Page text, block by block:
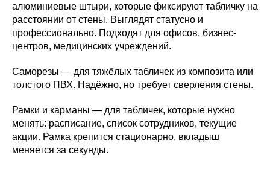
алюминиевые штыри, которые фиксируют табличку на
расстоянии от стены. Выглядят статусно и
профессионально. Подходят для офисов, бизнес-
центров, медицинских учреждений.
Саморезы — для тяжёлых табличек из композита или
толстого ПВХ. Надёжно, но требует сверления стены.
Рамки и карманы — для табличек, которые нужно
менять: расписание, список сотрудников, текущие
акции. Рамка крепится стационарно, вкладыш
меняется за секунды.